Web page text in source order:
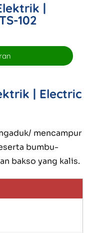
|
102
| Electric
mencampur
bumbu-
bakso yang kalis.